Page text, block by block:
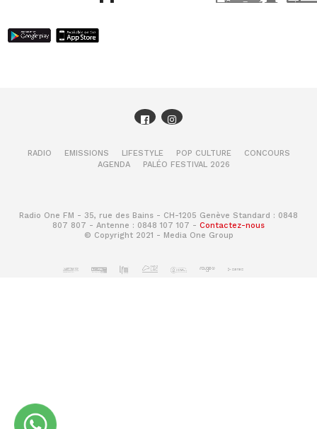
15 min de préparation – 30 min de
Couper les fraises en petits morceaux. Ajouter le
laisser cuire et compter 15 minutes après
ébullition. Couper le feu lorsque la confiture est
goût. Mettre en pots et conserver 4 semaines
RADIO EMISSIONS LIFESTYLE POP CULTURE
CONCOURS
AGENDA
PALÉO FESTIVAL 2026
Radio One FM - 35, rue des Bains - CH-1205 Genève Standard : 0848
807 807 - Antenne : 0848 107 107 - Contactez-nous
© Copyright 2021 - Media One Group